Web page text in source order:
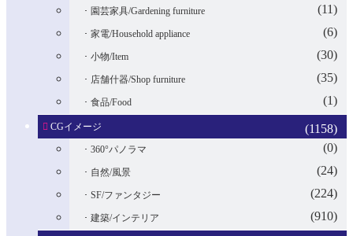
園芸家具/Gardening furniture (11)
家電/Household appliance (6)
小物/Item (30)
店舗什器/Shop furniture (35)
食品/Food (1)
CGイメージ (1158)
360°パノラマ (0)
自然/風景 (24)
SF/ファンタジー (224)
建築/インテリア (910)